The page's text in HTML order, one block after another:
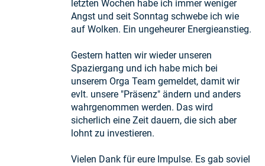
letzten Wochen habe ich immer weniger
Angst und seit Sonntag schwebe ich wie
auf Wolken. Ein ungeheurer Energieanstieg.
Gestern hatten wir wieder unseren
Spaziergang und ich habe mich bei
unserem Orga Team gemeldet, damit wir
evlt. unsere "Präsenz" ändern und anders
wahrgenommen werden. Das wird
sicherlich eine Zeit dauern, die sich aber
lohnt zu investieren.
Vielen Dank für eure Impulse. Es gab soviel